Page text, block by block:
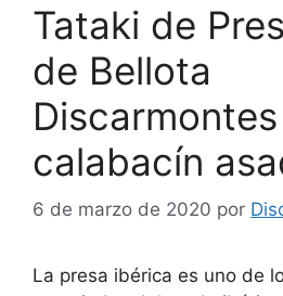
Tataki de
de Bellota
calabacín
6 de marzo de 2020 por
La presa ibérica es uno de